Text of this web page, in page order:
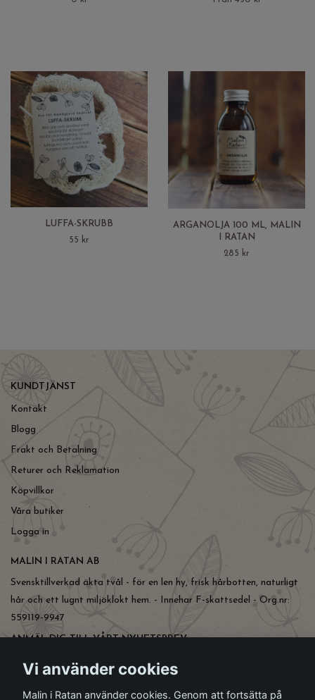
LUFFA-SKRUBB
55 kr
ARGANOLJA 100 ML, MALIN
I RATAN
285 kr
KUNDTJÄNST
Kontakt
Blogg
Frakt och Betalning
Returer och Reklamation
Köpvillkor
Våra butiker
Logga in
MALIN I RATAN AB
Svensktillverkad äkta tvål - för en len hy, frisk hårbotten, naturligt
hår och ett lugnt miljöklokt hem. - Innehar F-skattsedel - Org.nr:
559119-9947
ANMÄL DIG TILL VÅRT NYHETSBREV
Vi använder cookies
Malin i Ratan använder cookies. Genom att fortsätta på